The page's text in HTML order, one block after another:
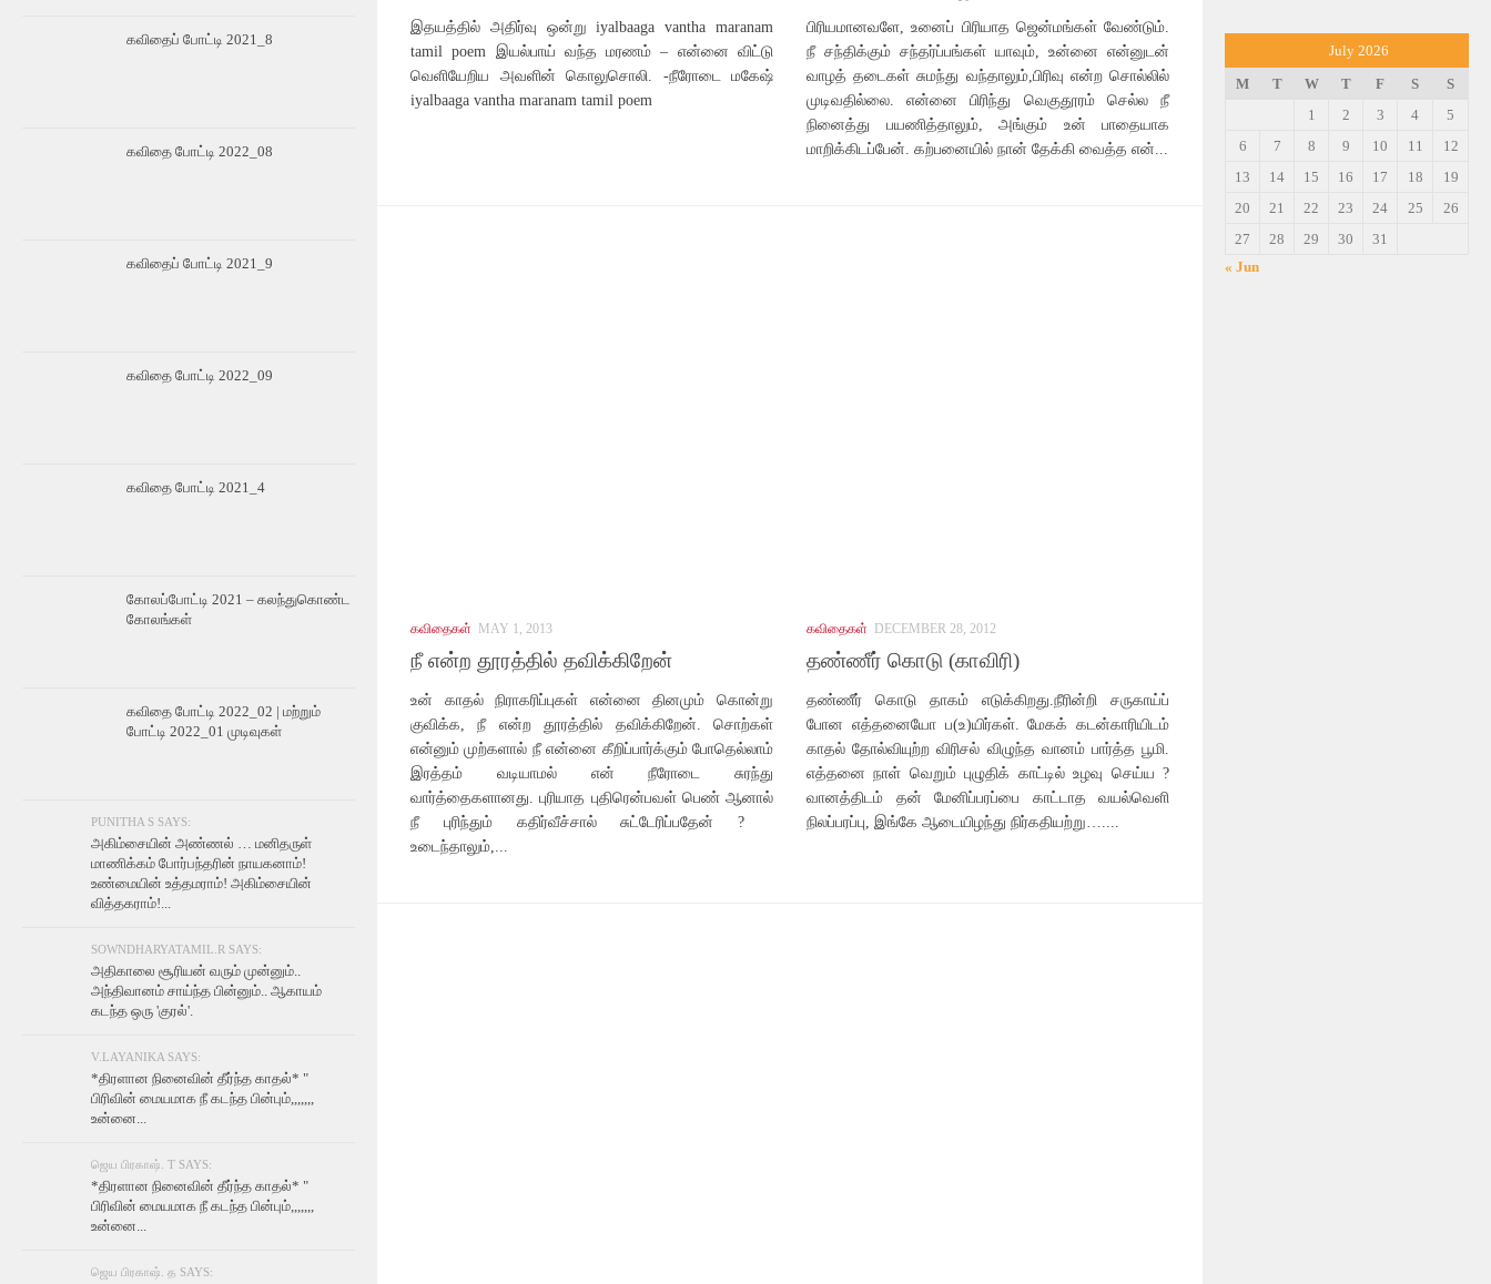
இதயத்தில் அதிர்வு ஒன்று iyalbaaga vantha maranam
tamil poem இயல்பாய் வந்த மரணம் – என்னை விட்டு
வெளியேறிய அவளின் கொலுசொலி. -நீரோடை மகேஷ்
iyalbaaga vantha maranam tamil poem
பிரியமானவளே, உனைப் பிரியாத ஜென்மங்கள் வேண்டும்.
நீ சந்திக்கும் சந்தர்ப்பங்கள் யாவும், உன்னை என்னுடன்
வாழத் தடைகள் சுமந்து வந்தாலும்,பிரிவு என்ற சொல்லில்
முடிவதில்லை. என்னை பிரிந்து வெகுதூரம் செல்ல நீ
நினைத்து பயணித்தாலும், அங்கும் உன் பாதையாக
மாறிக்கிடப்பேன். கற்பனையில் நான் தேக்கி வைத்த என்...
கவிதைகள் MAY 1, 2013
நீ என்ற தூரத்தில் தவிக்கிறேன்
உன் காதல் நிராகரிப்புகள் என்னை தினமும் கொன்று
குவிக்க, நீ என்ற தூரத்தில் தவிக்கிறேன். சொற்கள்
என்னும் முற்களால் நீ என்னை கீறிப்பார்க்கும் போதெல்லாம்
இரத்தம் வடியாமல் என் நீரோடை சுரந்து
வார்த்தைகளானது. புரியாத புதிரென்பவள் பெண் ஆனால்
நீ புரிந்தும் கதிர்வீச்சால் சுட்டேரிப்பதேன் ?
உடைந்தாலும்,...
கவிதைகள் DECEMBER 28, 2012
தண்ணீர் கொடு (காவிரி)
தண்ணீர் கொடு தாகம் எடுக்கிறது.நீரின்றி சருகாய்ப்
போன எத்தனையோ ப(உ)யிர்கள். மேகக் கடன்காரியிடம்
காதல் தோல்வியுற்ற விரிசல் விழுந்த வானம் பார்த்த பூமி.
எத்தனை நாள் வெறும் புழுதிக் காட்டில் உழவு செய்ய ?
வானத்திடம் தன் மேனிப்பரப்பை காட்டாத வயல்வெளி
நிலப்பரப்பு, இங்கே ஆடையிழந்து நிர்கதியற்று…....
கவிதைப் போட்டி 2021_8
கவிதை போட்டி 2022_08
கவிதைப் போட்டி 2021_9
கவிதை போட்டி 2022_09
கவிதை போட்டி 2021_4
கோலப்போட்டி 2021 – கலந்துகொண்ட
கோலங்கள்
கவிதை போட்டி 2022_02 | மற்றும்
போட்டி 2022_01 முடிவுகள்
PUNITHA S SAYS:
அகிம்சையின் அண்ணல் … மனிதருள்
மாணிக்கம் போர்பந்தரின் நாயகனாம்!
உண்மையின் உத்தமராம்! அகிம்சையின்
வித்தகராம்!...
SOWNDHARYATAMIL.R SAYS:
அதிகாலை சூரியன் வரும் முன்னும்..
அந்திவானம் சாய்ந்த பின்னும்.. ஆகாயம்
கடந்த ஒரு 'குரல்'.
V.LAYANIKA SAYS:
*திரளான நினைவின் தீர்ந்த காதல்* "
பிரிவின் மையமாக நீ கடந்த பின்பும்,,,,,,,
உன்னை...
ஜெய பிரகாஷ். T SAYS:
*திரளான நினைவின் தீர்ந்த காதல்* "
பிரிவின் மையமாக நீ கடந்த பின்பும்,,,,,,,
உன்னை...
ஜெய பிரகாஷ். த SAYS:
July 2026
M
T W T F S
S
1
2 3 4
5
6
7 8 9 10 11
12
13
14 15 16 17 18
19
20
21 22 23 24 25
26
27
28 29 30
31
« Jun